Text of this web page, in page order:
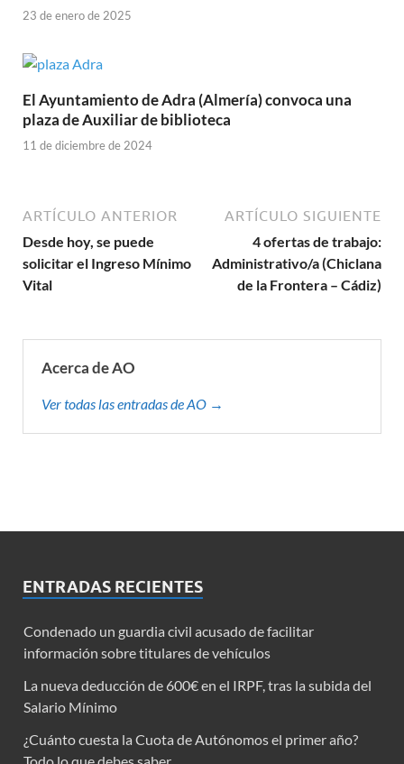
23 de enero de 2025
El Ayuntamiento de Adra (Almería) convoca una
plaza de Auxiliar de biblioteca
11 de diciembre de 2024
ARTÍCULO ANTERIOR
Desde hoy, se puede
solicitar el Ingreso Mínimo
Vital
ARTÍCULO SIGUIENTE
4 ofertas de trabajo:
Administrativo/a (Chiclana
de la Frontera – Cádiz)
Acerca de AO
Ver todas las entradas de AO →
ENTRADAS RECIENTES
Condenado un guardia civil acusado de facilitar
información sobre titulares de vehículos
La nueva deducción de 600€ en el IRPF, tras la subida del
Salario Mínimo
¿Cuánto cuesta la Cuota de Autónomos el primer año?